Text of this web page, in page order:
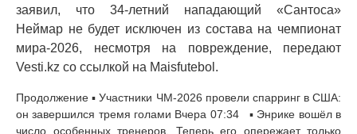
заявил, что 34-летний нападающий «Сантоса»
Неймар не будет исключен из состава на чемпионат
мира-2026, несмотря на повреждение, передают
Vesti.kz со ссылкой на Maisfutebol.
Продолжение ▪ Участники ЧМ-2026 провели спарринг в США:
он завершился тремя голами Вчера 07:34 ▪ Энрике вошёл в
число особенных тренеров. Теперь его опережает только